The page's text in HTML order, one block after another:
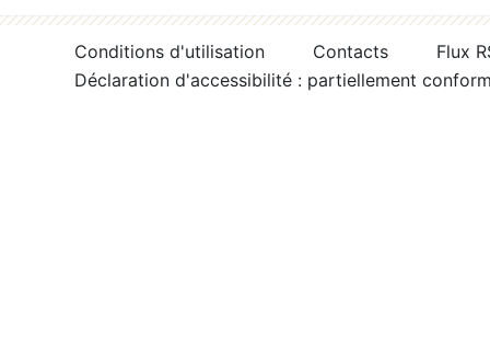
Conditions d'utilisation Contacts
Flux
Déclaration d'accessibilité : partiellement